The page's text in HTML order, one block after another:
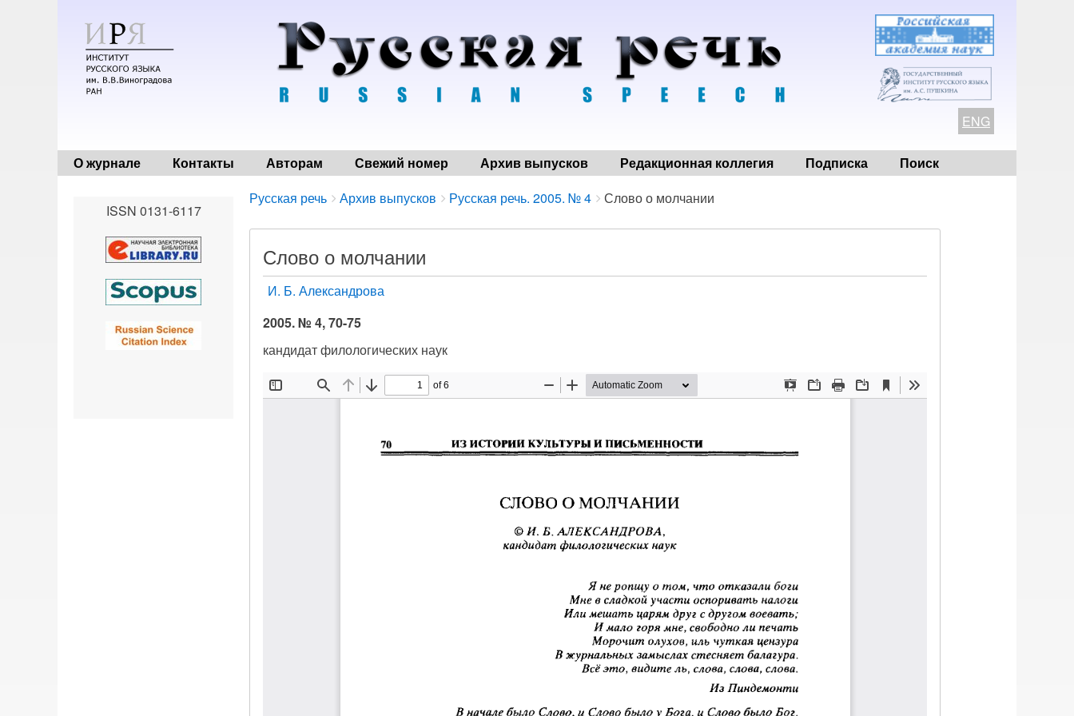
ENG
О журнале Контакты Авторам Свежий номер Архив выпусков Редакционная коллегия Подписка Поиск
Breadcrumbs
You
here:
Русская речь Архив выпусков Русская речь. 2005. № 4 Слово о молчании
Слово о молчании
И. Б. Александрова
2005. № 4, 70-75
кандидат филологических наук
ISSN 0131-6117